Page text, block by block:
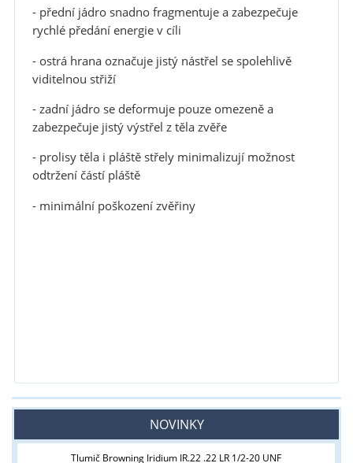
- přední jádro snadno fragmentuje a zabezpečuje
rychlé předání energie v cíli
- ostrá hrana označuje jistý nástřel se spolehlivě
viditelnou střiží
- zadní jádro se deformuje pouze omezeně a
zabezpečuje jistý výstřel z těla zvěře
- prolisy těla i pláště střely minimalizují možnost
odtržení částí pláště
- minimální poškození zvěřiny
NOVINKY
Tlumič Browning Iridium IR.22 .22 LR 1/2-20 UNF